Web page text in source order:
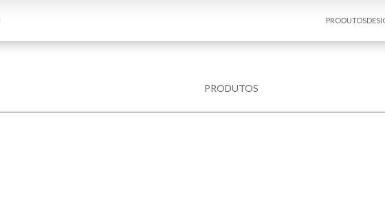
PRODUTOS
PRODUTOS